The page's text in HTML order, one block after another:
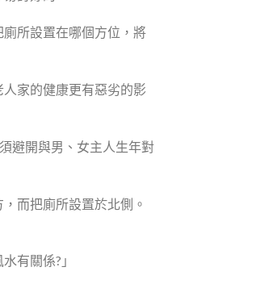
所設置在哪個方位，將
家的健康更有惡劣的影
避開與男、女主人生年對
而把廁所設置於北側。
有關係?」